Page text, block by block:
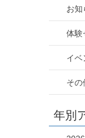
お知
体験
イベ
その
年別